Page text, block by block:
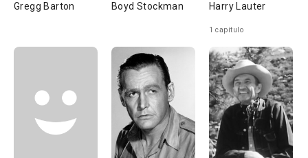
Gregg Barton Boyd Stockman Harry Lauter
1 capítulo